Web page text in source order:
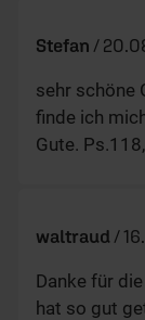
Stefan /
sehr schöne
finde ich
Gute.
waltraud /
Danke für
hat so gut